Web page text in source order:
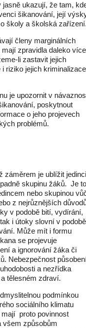
ukazují, že tam,
šikanování, její
školy a školská
členy marginálních
zpravidla daleko více
li zastavit jejich
riziko jejich kriminalizace
je upozornit v
poskytnout
o jeho projevech
problémů.
záměrem je ublížit
skupinu žáků. Je to
nebo skupinou
z nejrůznějších
v podobě bití, vydírání,
i útoky slovní v podobě
Může mít i formu
se projevuje
a ignorování žáka či
Nebezpečnost
a nezřídka
tělesném zdraví.
podmínkou
sociálního klimatu
proto povinnost
všem způsobům